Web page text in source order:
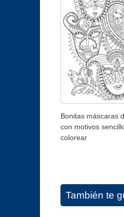
Bonitas máscaras
con motivos
colorear
También te